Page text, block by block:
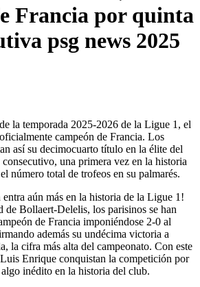
Francia por quinta
psg news 2025
la temporada 2025-2026 de la Ligue 1, el
campeón de Francia. Los
así su decimocuarto título en la élite del
una primera vez en la historia
número total de trofeos en su palmarés.
aún más en la historia de la Ligue 1!
de Bollaert-Delelis, los parisinos se han
de Francia imponiéndose 2-0 al
además su undécima victoria a
la cifra más alta del campeonato. Con este
Enrique conquistan la competición por
inédito en la historia del club.